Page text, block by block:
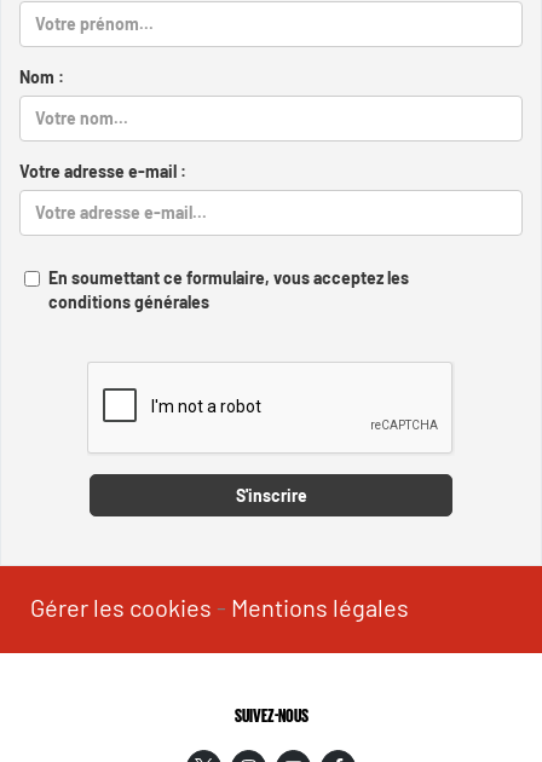
Nom :
Votre adresse e-mail :
En soumettant ce formulaire, vous acceptez les
conditions générales
S'inscrire
Gérer les cookies - Mentions légales
SUIVEZ-NOUS